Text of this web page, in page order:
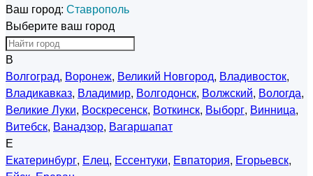
Ваш город: Ставрополь
Выберите ваш город
В
Волгоград, Воронеж, Великий Новгород, Владивосток,
Владикавказ, Владимир, Волгодонск, Волжский, Вологда,
Великие Луки, Воскресенск, Воткинск, Выборг, Винница,
Витебск, Ванадзор, Вагаршапат
Е
Екатеринбург, Елец, Ессентуки, Евпатория, Егорьевск,